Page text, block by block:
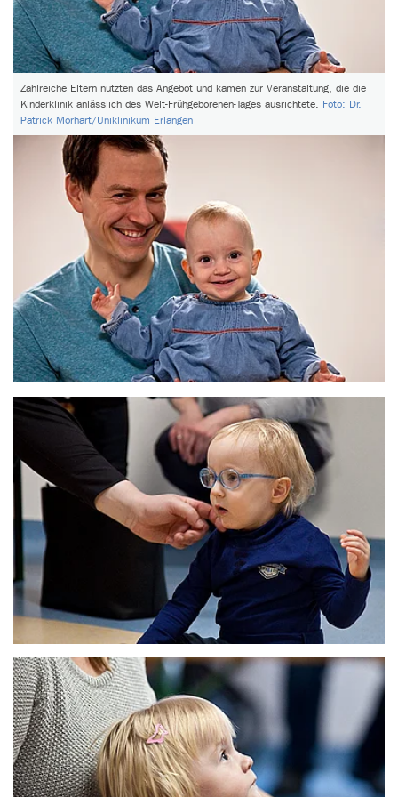
Zahlreiche Eltern nutzten das Angebot und kamen zur Veranstaltung, die die
Kinderklinik anlässlich des Welt-Frühgeborenen-Tages ausrichtete. Foto: Dr.
Patrick Morhart/Uniklinikum Erlangen